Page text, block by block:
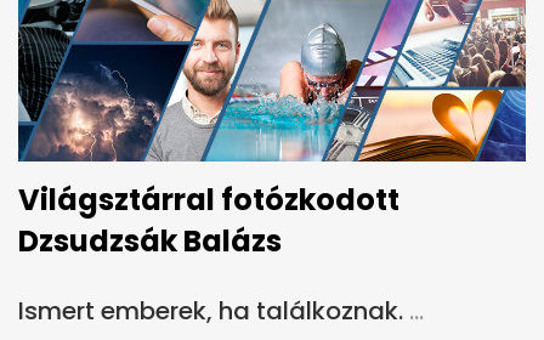
Világsztárral fotózkodott
Dzsudzsák Balázs
Ismert emberek, ha találkoznak.